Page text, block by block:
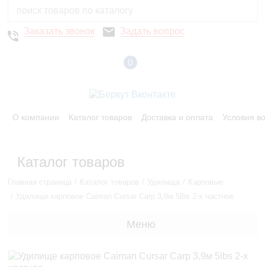
Заказать звонок Задать вопрос
0
О компании Каталог товаров Доставка и оплата Условия
Каталог товаров
Меню